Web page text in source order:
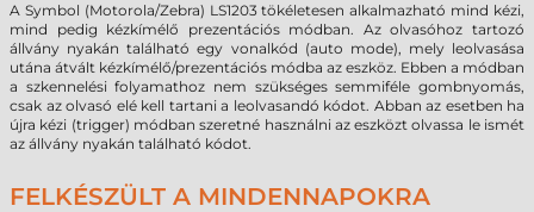
A Symbol (Motorola/Zebra) LS1203 tökéletesen alkalmazható mind kézi,
mind pedig kézkímélő prezentációs módban. Az olvasóhoz tartozó
állvány nyakán található egy vonalkód (auto mode), mely leolvasása
utána átvált kézkímélő/prezentációs módba az eszköz. Ebben a módban
a szkennelési folyamathoz nem szükséges semmiféle gombnyomás,
csak az olvasó elé kell tartani a leolvasandó kódot. Abban az esetben ha
újra kézi (trigger) módban szeretné használni az eszközt olvassa le ismét
az állvány nyakán található kódot.
FELKÉSZÜLT A MINDENNAPOKRA